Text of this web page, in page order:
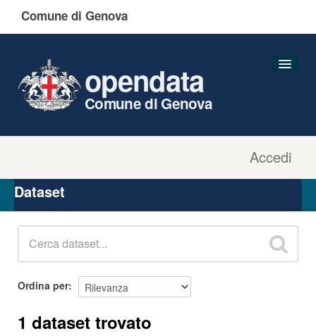
Comune di Genova
Accedi
opendata
Comune di Genova
Organizzazioni
Gruppi
Dataset
Ordina per
1 dataset trovato